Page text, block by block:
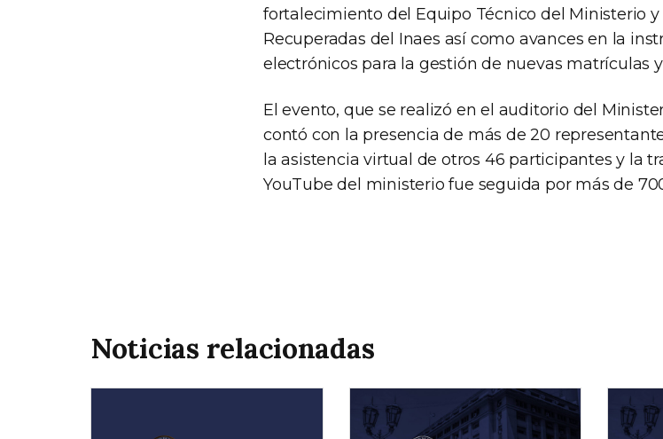
fortalecimiento del Equipo Técnico del Ministerio
Recuperadas del Inaes así como avances en la
electrónicos para la gestión de nuevas matrículas
El evento, que se realizó en el auditorio del
contó con la presencia de más de 20
la asistencia virtual de otros 46 participantes y la
YouTube del ministerio fue seguida por más de
Noticias relacionadas